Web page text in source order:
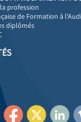
profession
de Formation à
diplômés